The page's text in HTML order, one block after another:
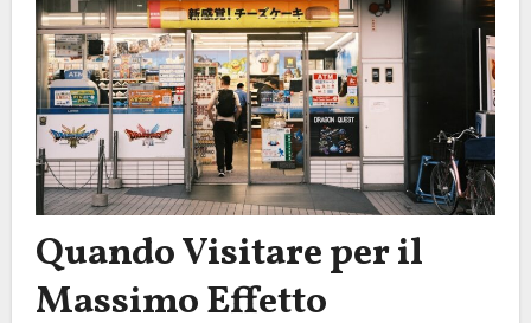
Quando Visitare per il
Massimo Effetto